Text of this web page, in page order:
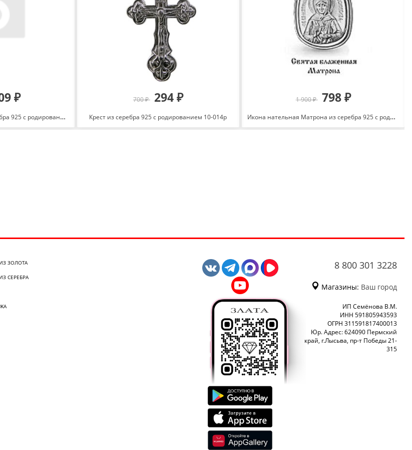
₽
Подвеска Виктория из серебра 925 с родированием сРПШ0441
700 ₽ 294 ₽
Крест из серебра 925 с родированием 10-014р
1 900 ₽ 798 ₽
Икона нательная Матрона из серебра 925 с родированием 12584
ЗОЛОТА
СЕРЕБРА
8 800 301 3228
Магазины: Ваш город
ИП Семёнова В.М.
ИНН 591805943593
ОГРН 311591817400013
Юр. Адрес: 624090 Пермский
край, г.Лысьва, пр-т Победы 21-
315